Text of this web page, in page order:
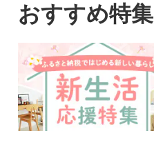
おすすめ特集